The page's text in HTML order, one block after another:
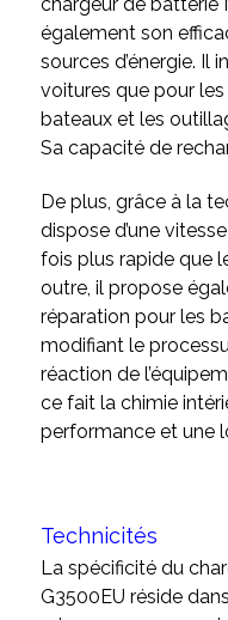
également son
sources d’énergie. Il
voitures que pour
bateaux et les
Sa capacité de
De plus, grâce à la
dispose d’une
fois plus rapide que
outre, il propose
réparation pour les
modifiant le
réaction de
ce fait la chimie
performance et une
Technicités
La spécificité du
G3500EU réside